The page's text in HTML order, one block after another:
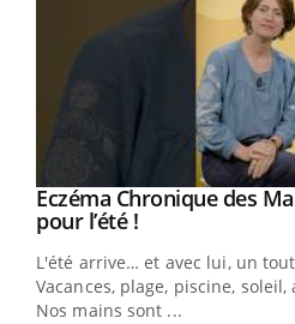
Youtube
Eczéma Chronique des
pour l’été !Youtube
L'été arrive… et avec lui, un
Vacances, plage, piscine,
Nos mains sont ...